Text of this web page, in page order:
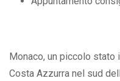
Monaco, un piccolo stato
Costa Azzurra nel sud